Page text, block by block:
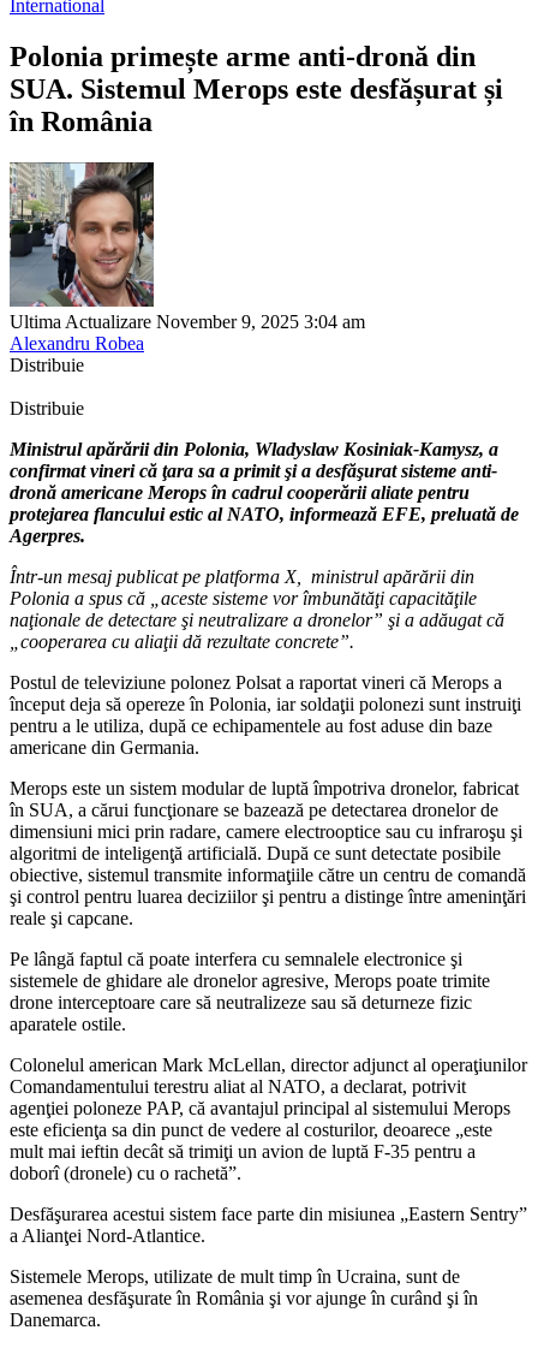
International
Polonia primește arme anti-dronă din
SUA. Sistemul Merops este desfășurat și
în România
Ultima Actualizare November 9, 2025 3:04 am
Alexandru Robea
Distribuie
Distribuie
Ministrul apărării din Polonia, Wladyslaw Kosiniak-Kamysz, a
confirmat vineri că ţara sa a primit şi a desfăşurat sisteme anti-
dronă americane Merops în cadrul cooperării aliate pentru
protejarea flancului estic al NATO, informează EFE, preluată de
Agerpres.
Într-un mesaj publicat pe platforma X, ministrul apărării din
Polonia a spus că „aceste sisteme vor îmbunătăţi capacităţile
naţionale de detectare şi neutralizare a dronelor” şi a adăugat că
„cooperarea cu aliaţii dă rezultate concrete”.
Postul de televiziune polonez Polsat a raportat vineri că Merops a
început deja să opereze în Polonia, iar soldaţii polonezi sunt instruiţi
pentru a le utiliza, după ce echipamentele au fost aduse din baze
americane din Germania.
Merops este un sistem modular de luptă împotriva dronelor, fabricat
în SUA, a cărui funcţionare se bazează pe detectarea dronelor de
dimensiuni mici prin radare, camere electrooptice sau cu infraroşu şi
algoritmi de inteligenţă artificială. După ce sunt detectate posibile
obiective, sistemul transmite informaţiile către un centru de comandă
şi control pentru luarea deciziilor şi pentru a distinge între ameninţări
reale şi capcane.
Pe lângă faptul că poate interfera cu semnalele electronice şi
sistemele de ghidare ale dronelor agresive, Merops poate trimite
drone interceptoare care să neutralizeze sau să deturneze fizic
aparatele ostile.
Colonelul american Mark McLellan, director adjunct al operaţiunilor
Comandamentului terestru aliat al NATO, a declarat, potrivit
agenţiei poloneze PAP, că avantajul principal al sistemului Merops
este eficienţa sa din punct de vedere al costurilor, deoarece „este
mult mai ieftin decât să trimiţi un avion de luptă F-35 pentru a
doborî (dronele) cu o rachetă”.
Desfăşurarea acestui sistem face parte din misiunea „Eastern Sentry”
a Alianţei Nord-Atlantice.
Sistemele Merops, utilizate de mult timp în Ucraina, sunt de
asemenea desfăşurate în România şi vor ajunge în curând şi în
Danemarca.